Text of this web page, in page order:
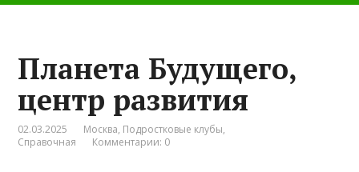
Планета Будущего,
центр развития
02.03.2025 Москва, Подростковые клубы,
Справочная
Комментарии: 0